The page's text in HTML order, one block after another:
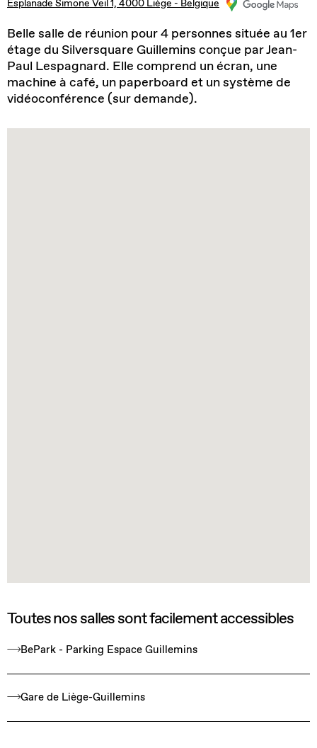
Esplanade Simone Veil 1, 4000 Liège - Belgique
Belle salle de réunion pour 4 personnes située au 1er
étage du Silversquare Guillemins conçue par Jean-
Paul Lespagnard. Elle comprend un écran, une
machine à café, un paperboard et un système de
vidéoconférence (sur demande).
Toutes nos salles sont facilement accessibles
BePark - Parking Espace Guillemins
Gare de Liège-Guillemins